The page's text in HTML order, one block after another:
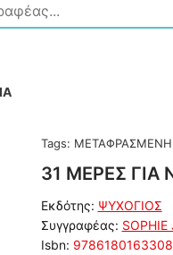
Tags: ΜΕΤΑΦΡΑΣΜΕΝΗ
31 ΜΕΡΕΣ ΓΙΑ
Εκδότης: ΨΥΧΟΓΙΟΣ
Συγγραφέας: SOPHIE
Isbn: 9786180163308